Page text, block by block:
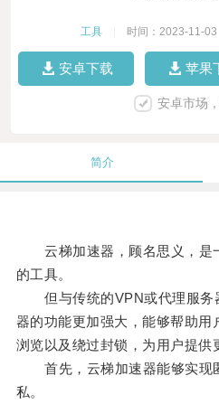
工具 时间：2023-11-03
安卓下载 苹果
安卓市场
简介
云梯加速器，顾名思义，是
的工具。
但与传统的VPN或代理服务
器的功能更加强大，能够帮助用
浏览以及绕过封锁，为用户提供
首先，云梯加速器能够实现
私。